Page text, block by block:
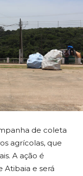
de coleta
agrícolas, que
A ação é
Atibaia e será